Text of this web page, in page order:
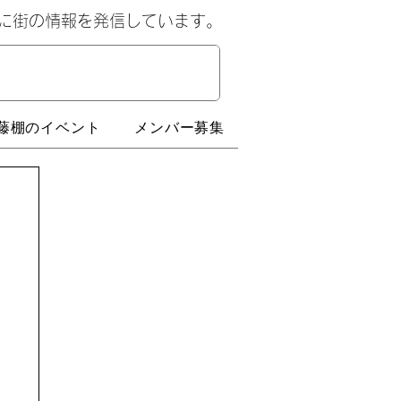
街の情報を発信しています。
棚のイベント メンバー募集